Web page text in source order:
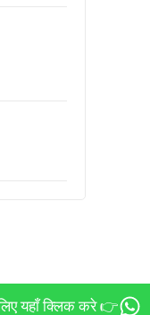
यहाँ क्लिक करे 👉